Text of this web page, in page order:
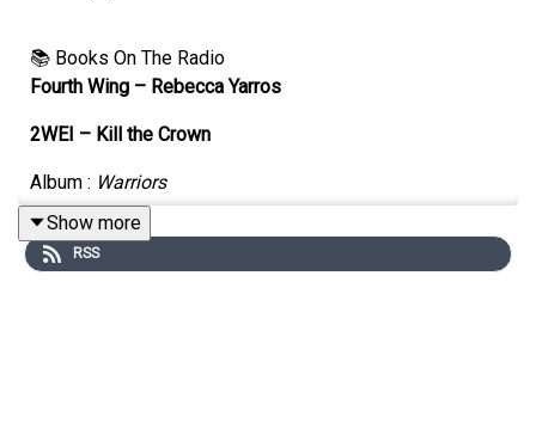
📚 Books On The Radio
Fourth Wing – Rebecca Yarros
2WEI – Kill the Crown
Album : Warriors
Label : Position Music
Année : 2023
Show more
RSS